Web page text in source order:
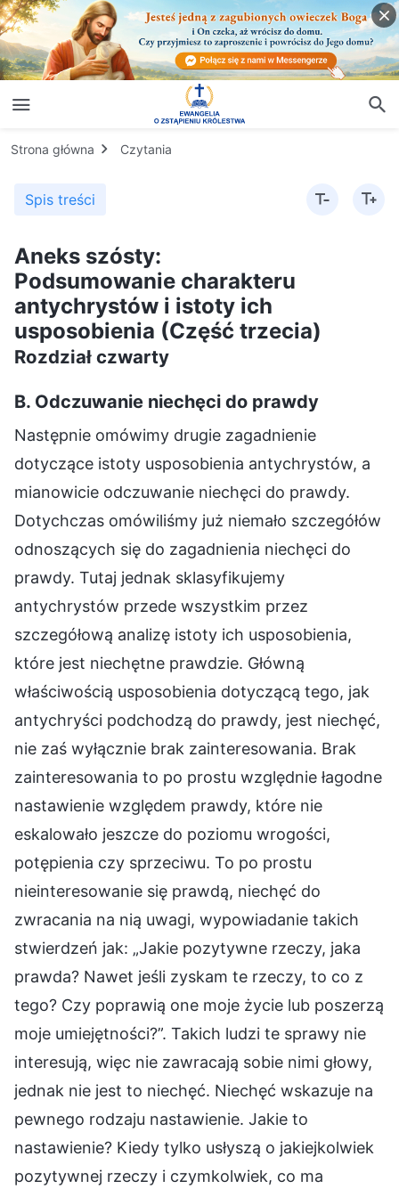
Strona główna Czytania
Spis treści
Aneks szósty:
Podsumowanie charakteru
antychrystów i istoty ich
usposobienia (Część trzecia)
Rozdział czwarty
B. Odczuwanie niechęci do prawdy
Następnie omówimy drugie zagadnienie
dotyczące istoty usposobienia antychrystów, a
mianowicie odczuwanie niechęci do prawdy.
Dotychczas omówiliśmy już niemało szczegółów
odnoszących się do zagadnienia niechęci do
prawdy. Tutaj jednak sklasyfikujemy
antychrystów przede wszystkim przez
szczegółową analizę istoty ich usposobienia,
które jest niechętne prawdzie. Główną
właściwością usposobienia dotyczącą tego, jak
antychryści podchodzą do prawdy, jest niechęć,
nie zaś wyłącznie brak zainteresowania. Brak
zainteresowania to po prostu względnie łagodne
nastawienie względem prawdy, które nie
eskalowało jeszcze do poziomu wrogości,
potępienia czy sprzeciwu. To po prostu
nieinteresowanie się prawdą, niechęć do
zwracania na nią uwagi, wypowiadanie takich
stwierdzeń jak: „Jakie pozytywne rzeczy, jaka
prawda? Nawet jeśli zyskam te rzeczy, to co z
tego? Czy poprawią one moje życie lub poszerzą
moje umiejętności?”. Takich ludzi te sprawy nie
interesują, więc nie zawracają sobie nimi głowy,
jednak nie jest to niechęć. Niechęć wskazuje na
pewnego rodzaju nastawienie. Jakie to
nastawienie? Kiedy tylko usłyszą o jakiejkolwiek
pozytywnej rzeczy i czymkolwiek, co ma